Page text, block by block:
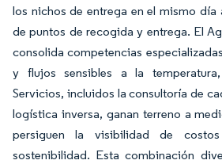
los nichos de entrega en el mismo día
de puntos de recogida y entrega. El
consolida competencias
y flujos sensibles a la
Servicios, incluidos la consultoría de
logística inversa, ganan terreno a
persiguen la visibilidad de
sostenibilidad. Esta combinación